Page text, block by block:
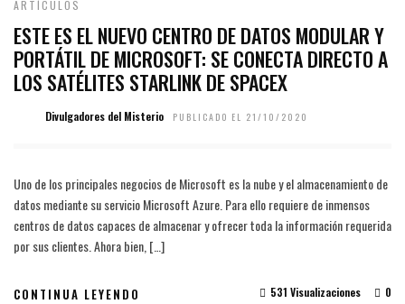
ARTÍCULOS
ESTE ES EL NUEVO CENTRO DE DATOS MODULAR Y
PORTÁTIL DE MICROSOFT: SE CONECTA DIRECTO A
LOS SATÉLITES STARLINK DE SPACEX
Divulgadores del Misterio PUBLICADO EL 21/10/2020
Uno de los principales negocios de Microsoft es la nube y el almacenamiento de
datos mediante su servicio Microsoft Azure. Para ello requiere de inmensos
centros de datos capaces de almacenar y ofrecer toda la información requerida
por sus clientes. Ahora bien, […]
CONTINUA LEYENDO 0
531 Visualizaciones